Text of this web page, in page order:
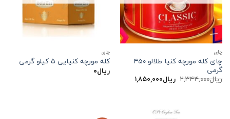
چاي
چای کله مورچه کنیا طلالو ۴۵۰
گرمی
ریال۲,۳۴۴,۰۰۰ قیمت
اصلی:
ریال۱,۸۵۰,۰۰۰قیمت
فعلی:
چاي
کله مورچه کنیایی ۵ کیلو گرمی
ریال۰